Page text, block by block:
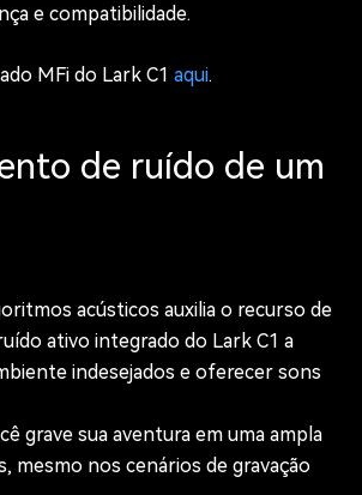
e compatibilidade.
MFi do Lark C1aqui.
de ruído de um
acústicos auxilia o recurso de
ativo integrado do Lark C1 a
indesejados e oferecer sons
grave sua aventura em uma ampla
mesmo nos cenários de gravação